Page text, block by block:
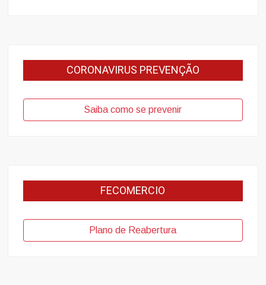
CORONAVIRUS PREVENÇÃO
Saiba como se prevenir
FECOMERCIO
Plano de Reabertura